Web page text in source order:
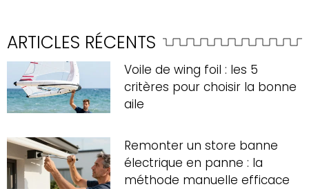
ARTICLES RÉCENTS
Voile de wing foil : les 5
critères pour choisir la bonne
aile
Remonter un store banne
électrique en panne : la
méthode manuelle efficace